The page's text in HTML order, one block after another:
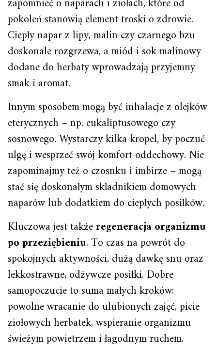
pokoleń stanowią element troski o zdrowie.
Ciepły napar z lipy, malin czy czarnego bzu
doskonale rozgrzewa, a miód i sok malinowy
dodane do herbaty wprowadzają przyjemny
smak i aromat.
Innym sposobem mogą być inhalacje z olejków
eterycznych – np. eukaliptusowego czy
sosnowego. Wystarczy kilka kropel, by poczuć
ulgę i wesprzeć swój komfort oddechowy. Nie
zapominajmy też o czosnku i imbirze – mogą
stać się doskonałym składnikiem domowych
naparów lub dodatkiem do ciepłych posiłków.
Kluczowa jest takżeregeneracja organizmu
po przeziębieniu. To czas na powrót do
spokojnych aktywności, dużą dawkę snu oraz
lekkostrawne, odżywcze posiłki. Dobre
samopoczucie to suma małych kroków:
powolne wracanie do ulubionych zajęć, picie
ziołowych herbatek, wspieranie organizmu
świeżym powietrzem i łagodnym ruchem.